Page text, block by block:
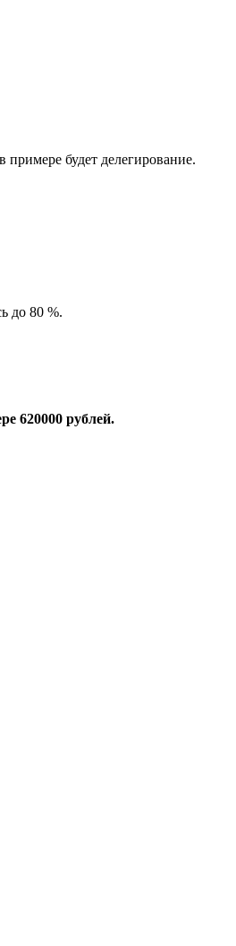
примере будет делегирование.
до 80 %.
620000 рублей.